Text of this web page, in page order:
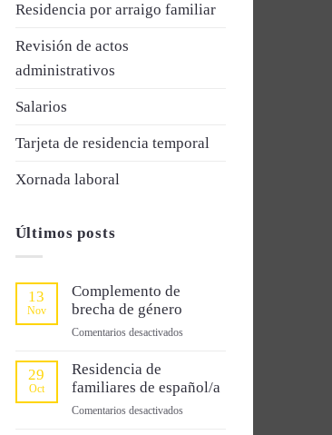
Residencia por arraigo familiar
Revisión de actos
administrativos
Salarios
Tarjeta de residencia temporal
Xornada laboral
Últimos posts
13
Nov
Complemento de
brecha de género
Comentarios desactivadosen
brecha
género
29
Oct
Residencia de
familiares de español/a
Comentarios desactivadosen